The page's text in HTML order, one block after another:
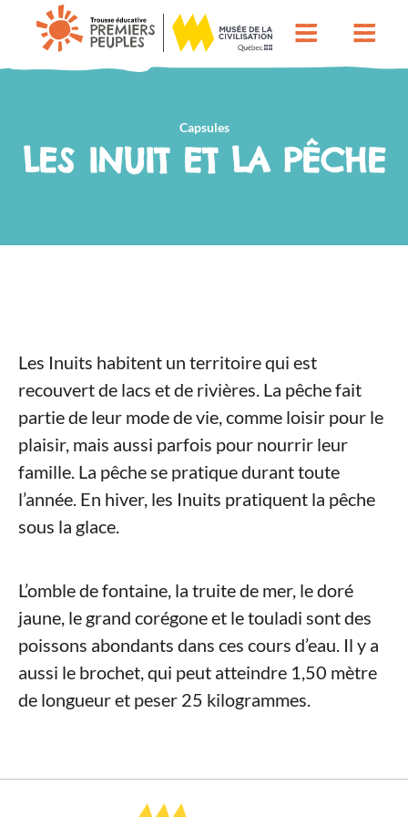
Capsules
LES INUIT ET LA PÊCHE
Les Inuits habitent un territoire qui est
recouvert de lacs et de rivières. La pêche fait
partie de leur mode de vie, comme loisir pour le
plaisir, mais aussi parfois pour nourrir leur
famille. La pêche se pratique durant toute
l’année. En hiver, les Inuits pratiquent la pêche
sous la glace.
L’omble de fontaine, la truite de mer, le doré
jaune, le grand corégone et le touladi sont des
poissons abondants dans ces cours d’eau. Il y a
aussi le brochet, qui peut atteindre 1,50 mètre
de longueur et peser 25 kilogrammes.